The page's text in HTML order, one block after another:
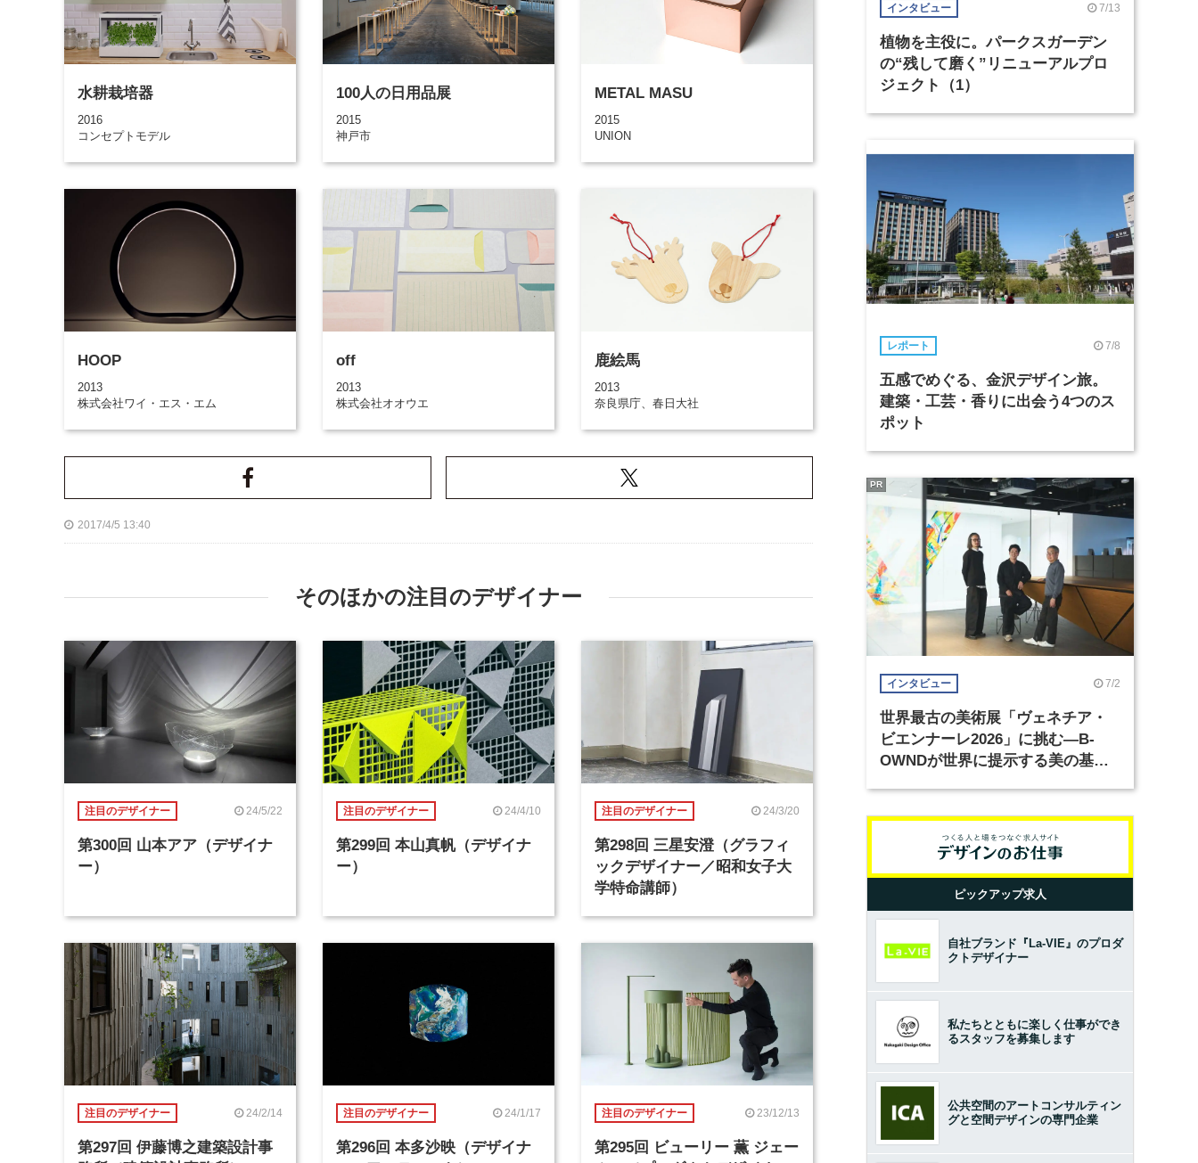
水耕栽培器
2016
コンセプトモデル
100人の日用品展
2015
神戸市
METAL MASU
2015
UNION
HOOP
2013
株式会社ワイ・エス・エム
off
2013
株式会社オオウエ
鹿絵馬
2013
奈良県庁、春日大社
2017/4/5 13:40
そのほかの注目のデザイナー
注目のデザイナー 24/5/22
第300回 山本アア（デザイナ
ー）
注目のデザイナー 24/4/10
第299回 本山真帆（デザイナ
ー）
注目のデザイナー 24/3/20
第298回 三星安澄（グラフィ
ックデザイナー／昭和女子大
学特命講師）
注目のデザイナー 24/2/14
第297回 伊藤博之建築設計事
注目のデザイナー 24/1/17
第296回 本多沙映（デザイナ
注目のデザイナー 23/12/13
第295回 ビューリー 薫 ジェー
インタビュー 7/13
植物を主役に。パークスガーデン
の“残して磨く”リニューアルプロ
ジェクト（1）
レポート 7/8
五感でめぐる、金沢デザイン旅。
建築・工芸・香りに出会う4つのス
ポット
インタビュー 7/2
世界最古の美術展「ヴェネチア・
ビエンナーレ2026」に挑む―B-
OWNDが世界に提示する美の基準
PR
ピックアップ求人
自社ブランド『La-VIE』のプロダ
クトデザイナー
私たちとともに楽しく仕事ができ
るスタッフを募集します
公共空間のアートコンサルティン
グと空間デザインの専門企業